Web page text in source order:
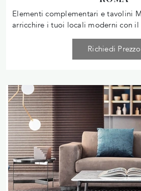
Elementi complementari e tavolini
arricchire i tuoi locali moderni con il
Richiedi Prezzo